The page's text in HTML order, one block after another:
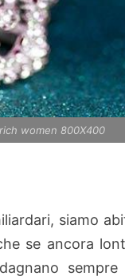
rich women 800X400
siamo
se ancora